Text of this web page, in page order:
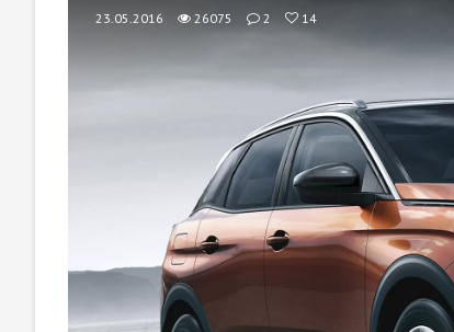
23.05.2016 26075 2 14